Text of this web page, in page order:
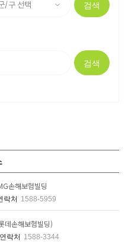
검색
검색
손해보험빌딩
락처 1588-5959
데손해보험빌딩)
연락처 1588-3344